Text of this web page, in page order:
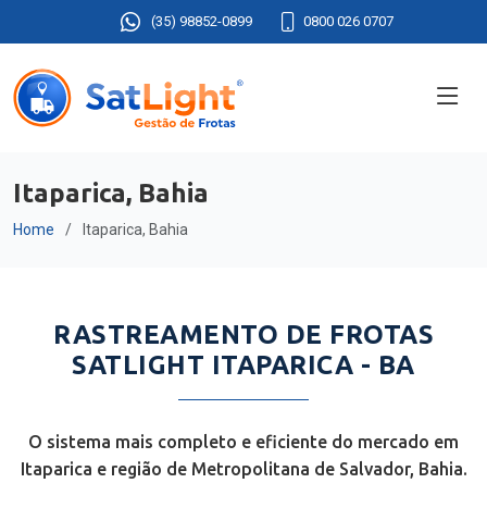
(35) 98852-0899 0800 026 0707
Itaparica, Bahia
Home Itaparica, Bahia
RASTREAMENTO DE FROTAS
SATLIGHT ITAPARICA - BA
O sistema mais completo e eficiente do mercado em
Itaparica e região de Metropolitana de Salvador, Bahia.